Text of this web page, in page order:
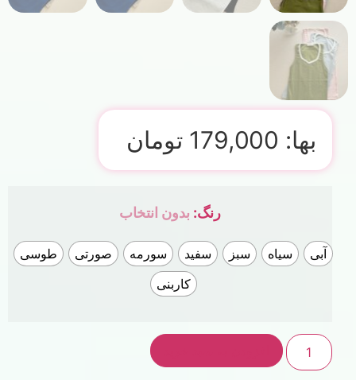
بها: 179,000 تومان
رنگ: بدون انتخاب
آبی سیاه سبز سفید سورمه صورتی
طوسی
کاربنی